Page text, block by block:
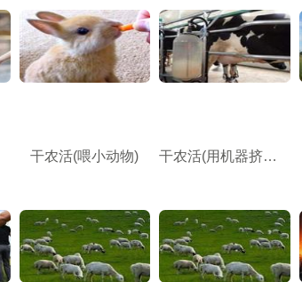
干农活(喂小动物) 干农活(用机器挤牛奶)